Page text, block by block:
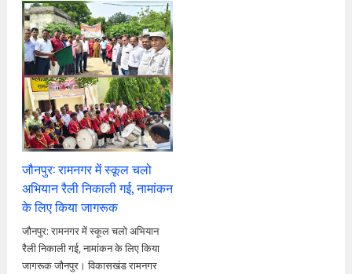
जौनपुर: रामनगर में स्कूल चलो
अभियान रैली निकाली गई, नामांकन
के लिए किया जागरूक
जौनपुर: रामनगर में स्कूल चलो अभियान
रैली निकाली गई, नामांकन के लिए किया
जागरूक जौनपुर। विकासखंड रामनगर